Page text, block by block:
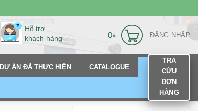
Hỗ trợ
khách hàng
0₫ ĐĂNG NHẬP
DỰ ÁN ĐÃ THỰC HIỆN CATALOGUE
TRA
CỨU
ĐƠN
HÀNG